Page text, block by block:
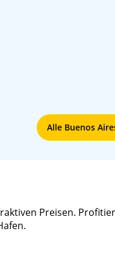
Alle Buenos
Preisen.